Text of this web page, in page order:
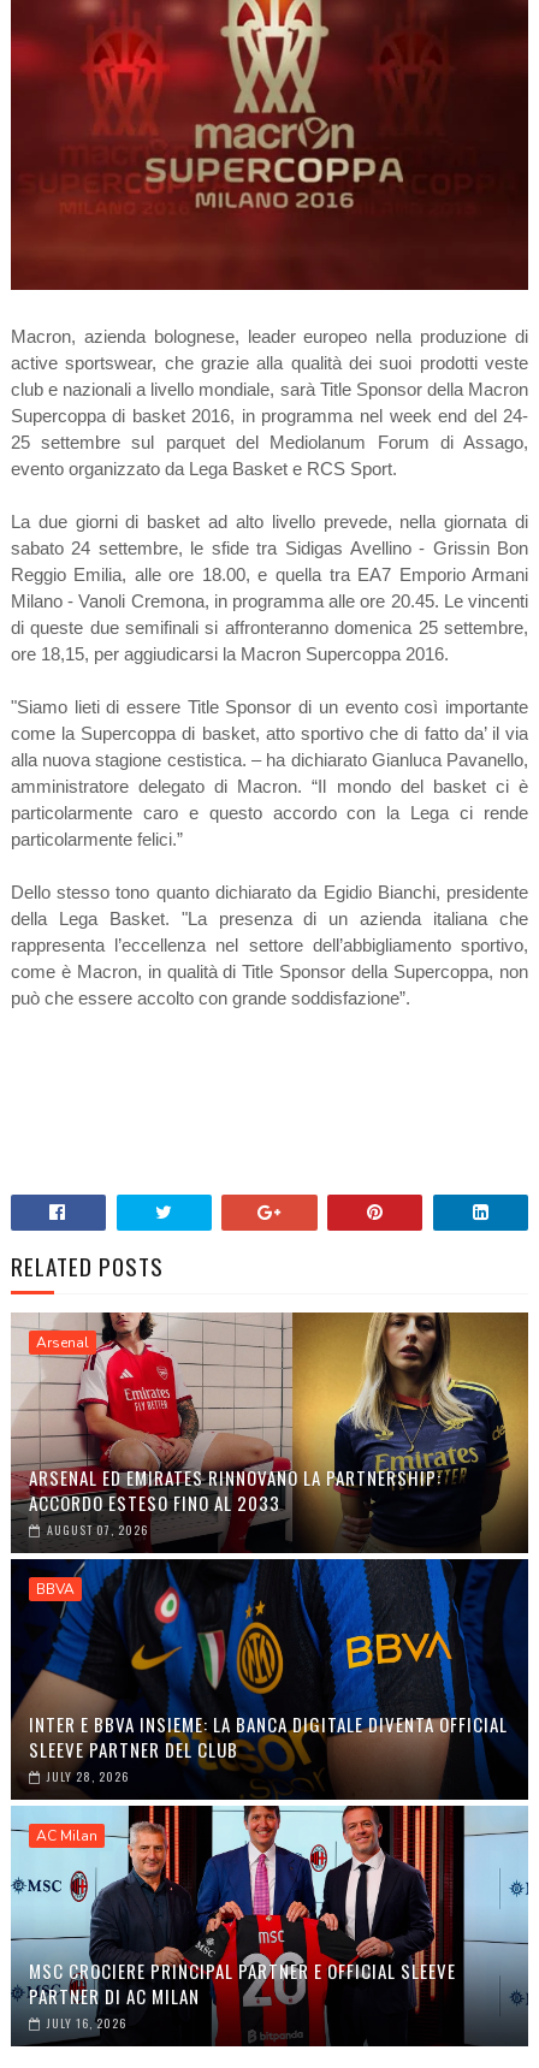
Macron, azienda bolognese, leader europeo nella produzione di
active sportswear, che grazie alla qualità dei suoi prodotti veste
club e nazionali a livello mondiale, sarà Title Sponsor della Macron
Supercoppa di basket 2016, in programma nel week end del 24-
25 settembre sul parquet del Mediolanum Forum di Assago,
evento organizzato da Lega Basket e RCS Sport.
La due giorni di basket ad alto livello prevede, nella giornata di
sabato 24 settembre, le sfide tra Sidigas Avellino - Grissin Bon
Reggio Emilia, alle ore 18.00, e quella tra EA7 Emporio Armani
Milano - Vanoli Cremona, in programma alle ore 20.45. Le vincenti
di queste due semifinali si affronteranno domenica 25 settembre,
ore 18,15, per aggiudicarsi la Macron Supercoppa 2016.
"Siamo lieti di essere Title Sponsor di un evento così importante
come la Supercoppa di basket, atto sportivo che di fatto da’ il via
alla nuova stagione cestistica. – ha dichiarato Gianluca Pavanello,
amministratore delegato di Macron. “Il mondo del basket ci è
particolarmente caro e questo accordo con la Lega ci rende
particolarmente felici.”
Dello stesso tono quanto dichiarato da Egidio Bianchi, presidente
della Lega Basket. "La presenza di un azienda italiana che
rappresenta l’eccellenza nel settore dell’abbigliamento sportivo,
come è Macron, in qualità di Title Sponsor della Supercoppa, non
può che essere accolto con grande soddisfazione”.
RELATED POSTS
Arsenal
ARSENAL ED EMIRATES RINNOVANO LA PARTNERSHIP:
ACCORDO ESTESO FINO AL 2033
AUGUST 07, 2026
BBVA
INTER E BBVA INSIEME: LA BANCA DIGITALE DIVENTA OFFICIAL
SLEEVE PARTNER DEL CLUB
JULY 28, 2026
AC Milan
MSC CROCIERE PRINCIPAL PARTNER E OFFICIAL SLEEVE
PARTNER DI AC MILAN
JULY 16, 2026